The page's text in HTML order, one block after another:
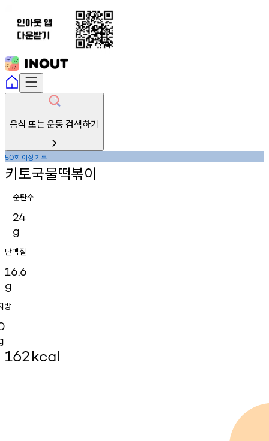
음식 또는 운동 검색하기
50회 이상기록
키토국물떡볶이
순탄수
24
g
단백질
16.6
g
방
162kcal